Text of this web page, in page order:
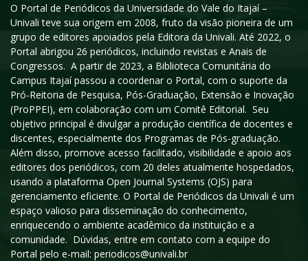
O Portal de Periódicos da Universidade do Vale do Itajaí –
Univali teve sua origem em 2008, fruto da visão pioneira de um
grupo de editores apoiados pela Editora da Univali. Até 2022, o
Portal abrigou 26 periódicos, incluindo revistas e Anais de
Congressos. A partir de 2023, a Biblioteca Comunitária do
Campus Itajaí passou a coordenar o Portal, com o suporte da
Pró-Reitoria de Pesquisa, Pós-Graduação, Extensão e Inovação
(ProPPEI), em colaboração com um Comitê Editorial. Seu
objetivo principal é divulgar a produção científica de docentes e
discentes, especialmente dos Programas de Pós-graduação.
Além disso, promove acesso facilitado, visibilidade e apoio aos
editores dos periódicos, com 20 deles atualmente hospedados,
usando a plataforma Open Journal Systems (OJS) para
gerenciamento eficiente. O Portal de Periódicos da Univali é um
espaço valioso para disseminação do conhecimento,
enriquecendo o ambiente acadêmico da instituição e a
comunidade. Dúvidas, entre em contato com a equipe do
Portal pelo e-mail: periodicos@univali.br